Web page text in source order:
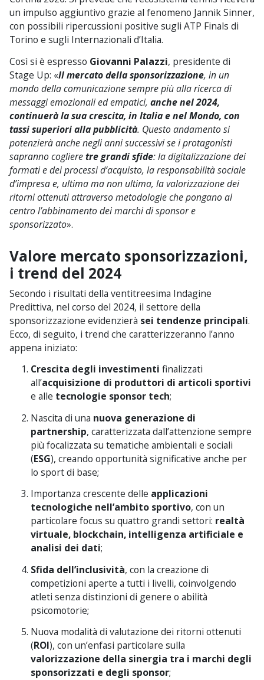
un impulso aggiuntivo grazie al fenomeno Jannik Sinner,
con possibili ripercussioni positive sugli ATP Finals di
Torino e sugli Internazionali d’Italia.
Così si è espresso Giovanni Palazzi, presidente di
Stage Up: «Il mercato della sponsorizzazione, in un
mondo della comunicazione sempre più alla ricerca di
messaggi emozionali ed empatici, anche nel 2024,
continuerà la sua crescita, in Italia e nel Mondo, con
tassi superiori alla pubblicità. Questo andamento si
potenzierà anche negli anni successivi se i protagonisti
sapranno coglieretre grandi sfide: la digitalizzazione dei
formati e dei processi d’acquisto, la responsabilità sociale
d’impresa e, ultima ma non ultima, la valorizzazione dei
ritorni ottenuti attraverso metodologie che pongano al
centro l’abbinamento dei marchi di sponsor e
sponsorizzato».
Valore mercato sponsorizzazioni,
i trend del 2024
Secondo i risultati della ventitreesima Indagine
Predittiva, nel corso del 2024, il settore della
sponsorizzazione evidenzierà sei tendenze principali.
Ecco, di seguito, i trend che caratterizzeranno l’anno
appena iniziato:
Crescita degli investimenti finalizzati
all’acquisizione di produttori di articoli sportivi
e alle tecnologie sponsor tech;
Nascita di una nuova generazione di
partnership, caratterizzata dall’attenzione sempre
più focalizzata su tematiche ambientali e sociali
(ESG), creando opportunità significative anche per
lo sport di base;
Importanza crescente delle applicazioni
tecnologiche nell’ambito sportivo, con un
particolare focus su quattro grandi settori: realtà
virtuale, blockchain, intelligenza artificiale e
analisi dei dati;
Sfida dell’inclusività, con la creazione di
competizioni aperte a tutti i livelli, coinvolgendo
atleti senza distinzioni di genere o abilità
psicomotorie;
Nuova modalità di valutazione dei ritorni ottenuti
(ROI), con un’enfasi particolare sulla
valorizzazione della sinergia tra i marchi degli
sponsorizzati e degli sponsor;